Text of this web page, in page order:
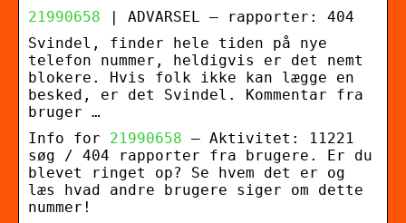
21990658 | ADVARSEL – rapporter: 404
Svindel, finder hele tiden på nye
telefon nummer, heldigvis er det nemt
blokere. Hvis folk ikke kan lægge en
besked, er det Svindel. Kommentar fra
bruger …
Info for 21990658 – Aktivitet: 11221
søg / 404 rapporter fra brugere. Er du
blevet ringet op? Se hvem det er og
læs hvad andre brugere siger om dette
nummer!